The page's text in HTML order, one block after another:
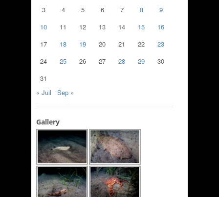
3
4 5 6 7 8
9
10
11 12 13 14 15
16
17
18 19 20 21 22
23
24
25 26 27 28 29
30
31
« Juil
Sep »
Gallery